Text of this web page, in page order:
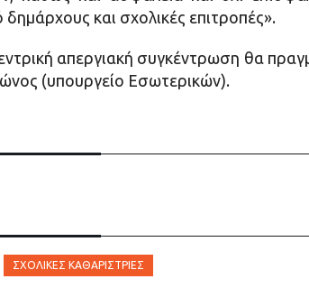
και σχολικές επιτροπές».
απεργιακή συγκέντρωση θα
(υπουργείο Εσωτερικών).
ΣΧΟΛΙΚΈΣ ΚΑΘΑΡΊΣΤΡΙΕΣ